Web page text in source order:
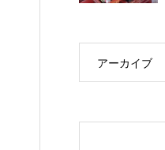
アーカイブ